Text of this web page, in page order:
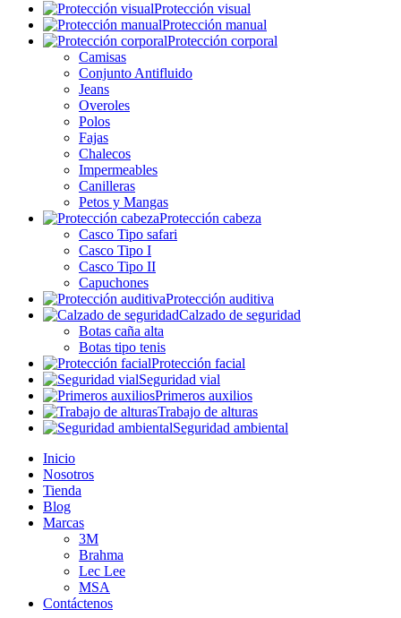
Protección visual
Protección manual
Protección corporal
Camisas
Conjunto Antifluido
Jeans
Overoles
Polos
Fajas
Chalecos
Impermeables
Canilleras
Petos y Mangas
Protección cabeza
Casco Tipo safari
Casco Tipo I
Casco Tipo II
Capuchones
Protección auditiva
Calzado de seguridad
Botas caña alta
Botas tipo tenis
Protección facial
Seguridad vial
Primeros auxilios
Trabajo de alturas
Seguridad ambiental
Inicio
Nosotros
Tienda
Blog
Marcas
3M
Brahma
Lec Lee
MSA
Contáctenos